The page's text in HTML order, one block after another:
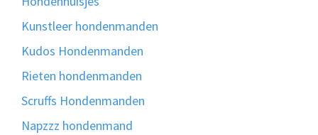
Kunstleer hondenmanden
Kudos Hondenmanden
Rieten hondenmanden
Scruffs Hondenmanden
Napzzz hondenmand